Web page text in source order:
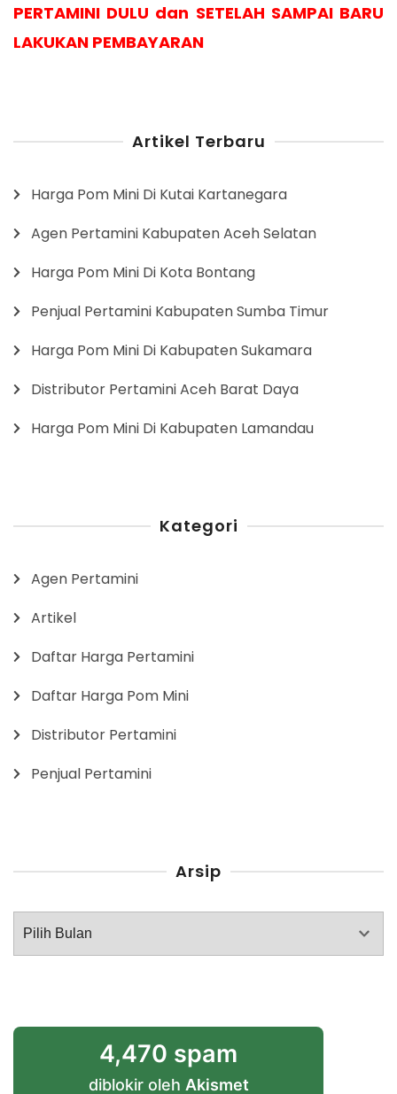
PERTAMINI DULU dan SETELAH SAMPAI BARU
LAKUKAN PEMBAYARAN
Artikel Terbaru
Harga Pom Mini Di Kutai Kartanegara
Agen Pertamini Kabupaten Aceh Selatan
Harga Pom Mini Di Kota Bontang
Penjual Pertamini Kabupaten Sumba Timur
Harga Pom Mini Di Kabupaten Sukamara
Distributor Pertamini Aceh Barat Daya
Harga Pom Mini Di Kabupaten Lamandau
Kategori
Agen Pertamini
Artikel
Daftar Harga Pertamini
Daftar Harga Pom Mini
Distributor Pertamini
Penjual Pertamini
Arsip
Arsip
4,470 spam
diblokir oleh Akismet